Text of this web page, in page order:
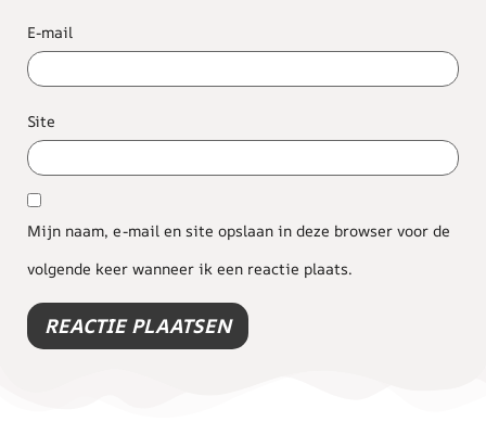
E-mail
Site
Mijn naam, e-mail en site opslaan in deze browser voor de
volgende keer wanneer ik een reactie plaats.